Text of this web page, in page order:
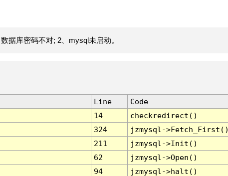
据库密码不对; 2、mysql未启动。
Line
Code
14
checkredirect()
324
jzmysql-
211
jzmysql->Init()
62
jzmysql->Open()
94
jzmysql->halt()